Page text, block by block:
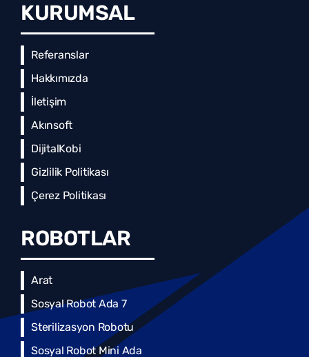
KURUMSAL
Referanslar
Hakkımızda
İletişim
Akınsoft
DijitalKobi
Gizlilik Politikası
Çerez Politikası
ROBOTLAR
Arat
Sosyal Robot Ada 7
Sterilizasyon Robotu
Sosyal Robot Mini Ada